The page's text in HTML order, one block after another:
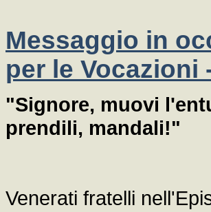
Messaggio in
per le Vocazioni
"Signore, muovi
prendili, mandali!"
Venerati fratelli